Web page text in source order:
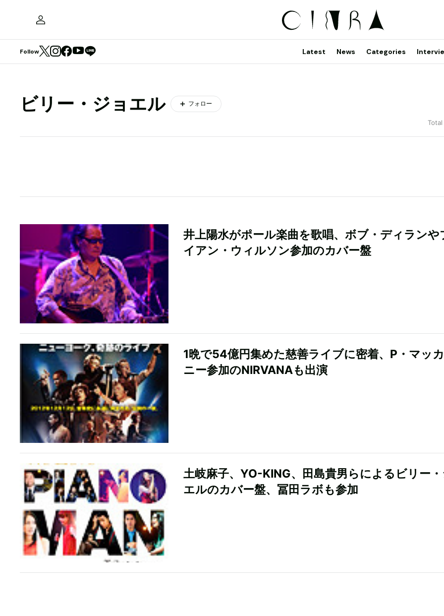
Follow Latest News Categories
ビリー・ジョエル フォロー
井上陽水がポール楽曲を歌唱、ボブ・ディランや
イアン・ウィルソン参加のカバー盤
1晩で54億円集めた慈善ライブに密着、P・マッ
ニー参加のNIRVANAも出演
土岐麻子、YO-KING、田島貴男らによるビリー
エルのカバー盤、冨田ラボも参加